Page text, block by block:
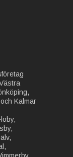
Kalmar